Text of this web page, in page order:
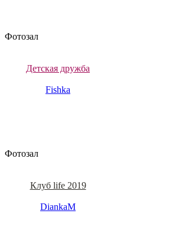
Фотозал
Детская дружба
Fishka
Фотозал
Клуб life 2019
DiankaM